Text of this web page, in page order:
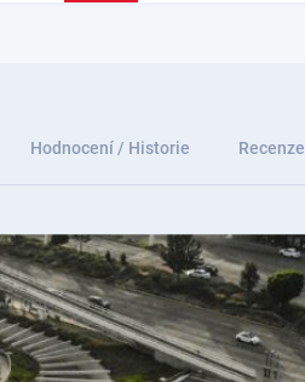
Hodnocení / Historie Recenze